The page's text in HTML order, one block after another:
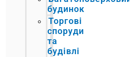
будинок
Торгові
споруди
та
будівлі